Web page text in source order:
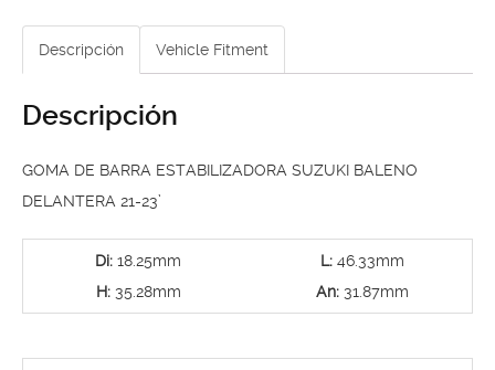
cantidad
Descripción Vehicle Fitment
Descripción
GOMA DE BARRA ESTABILIZADORA SUZUKI BALENO
DELANTERA 21-23’
Di: 18.25mm
H:35.28mm
L: 46.33mm
An: 31.87mm